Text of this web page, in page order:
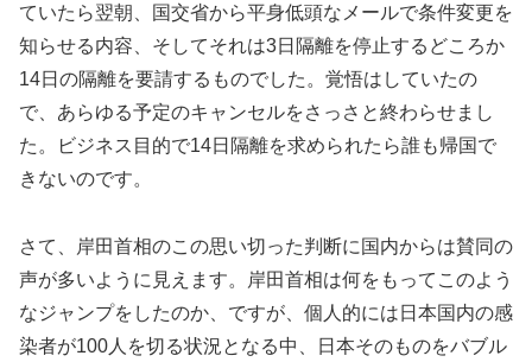
ていたら翌朝、国交省から平身低頭なメールで条件変更を
知らせる内容、そしてそれは3日隔離を停止するどころか
14日の隔離を要請するものでした。覚悟はしていたの
で、あらゆる予定のキャンセルをさっさと終わらせまし
た。ビジネス目的で14日隔離を求められたら誰も帰国で
きないのです。
さて、岸田首相のこの思い切った判断に国内からは賛同の
声が多いように見えます。岸田首相は何をもってこのよう
なジャンプをしたのか、ですが、個人的には日本国内の感
染者が100人を切る状況となる中、日本そのものをバブル